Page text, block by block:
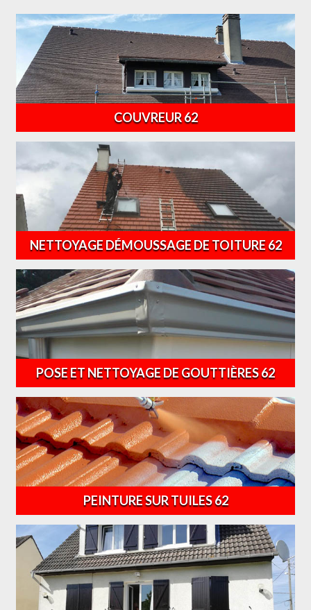
COUVREUR 62
NETTOYAGE DÉMOUSSAGE DE TOITURE 62
POSE ET NETTOYAGE DE GOUTTIÈRES 62
PEINTURE SUR TUILES 62